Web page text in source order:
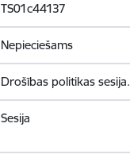
TS01c44137
Nepieciešams
Drošības politikas sesija.
Sesija